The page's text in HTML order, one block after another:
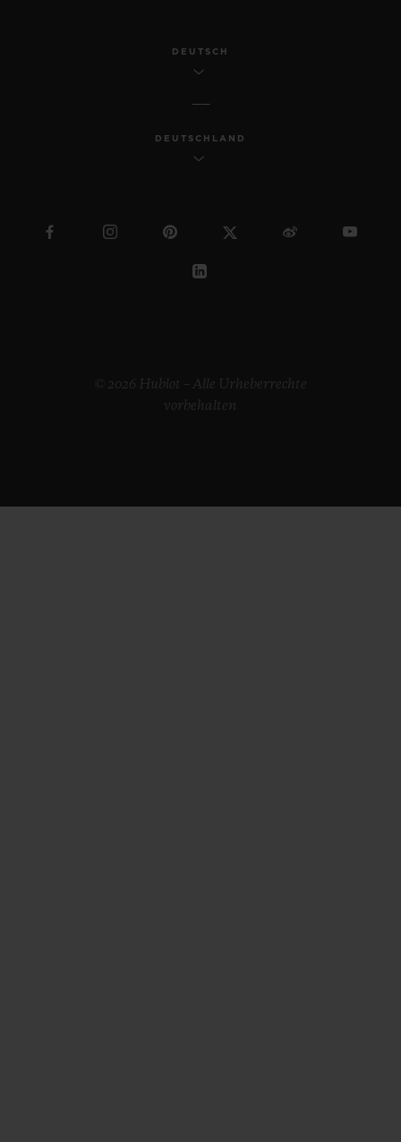
DEUTSCH
DEUTSCHLAND
© 2026 Hublot – Alle Urheberrechte
vorbehalten